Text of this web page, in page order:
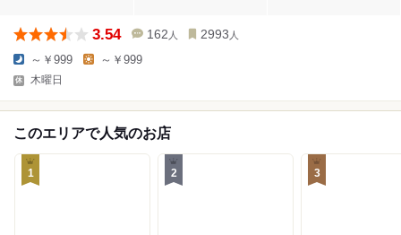
3.54 162 人 2993 人
～￥999 ～￥999
木曜日
このエリアで人気のお店
1 2 3